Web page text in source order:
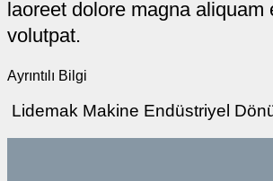
laoreet dolore magna aliquam
volutpat.
Ayrıntılı Bilgi
Lidemak Makine Endüstriyel